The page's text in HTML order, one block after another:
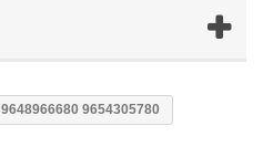
9648966680 9654305780